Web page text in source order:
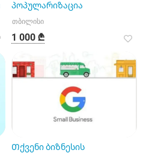
პოპულარიზაცია
თბილისი
1 000 ₾
Თქვენი ბიზნესის